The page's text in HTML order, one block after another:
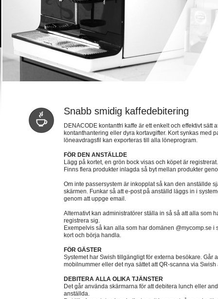
Snabb smidig kaffedebitering
DENACODE kontantfri kaffe är ett enkelt och effektivt sätt
kontanthantering eller dyra kortavgifter. Kort synkas med
löneavdragsfil kan exporteras till alla löneprogram.
FÖR DEN ANSTÄLLDE
Lägg på kortet, en grön bock visas och köpet är registrerat.
Finns flera produkter inlagda så byt mellan produkter
Om inte passersystem är inkopplat så kan den anställde
skärmen. Funkar så att e-post på anställd läggs in i
genom att uppge email.
Alternativt kan administratörer ställa in så så att alla som
registrera sig.
Exempelvis så kan alla som har domänen @mycomp.se i
kort och börja handla.
FÖR GÄSTER
Systemet har Swish tillgängligt för externa besökare. Går
mobilnummer eller det nya sättet att QR-scanna via
DEBITERA ALLA OLIKA TJÄNSTER
Det går använda skärmarna för att debitera lunch eller
anställda.